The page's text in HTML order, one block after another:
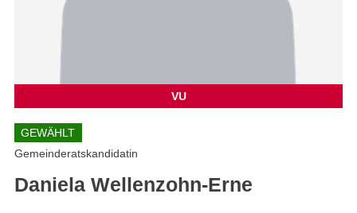
VU
GEWÄHLT
Gemeinderatskandidatin
Daniela Wellenzohn-Erne